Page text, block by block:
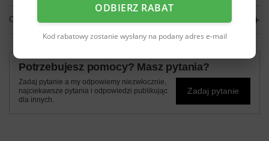
OPINIE
Potrzebujesz pomocy? Masz pytania?
Zadaj pytanie a my odpowiemy niezwłocznie,
najciekawsze pytania i odpowiedzi publikując
dla innych.
Zadaj pytanie
ODBIERZ RABAT
Kod rabatowy zostanie wysłany na podany adres e-mail